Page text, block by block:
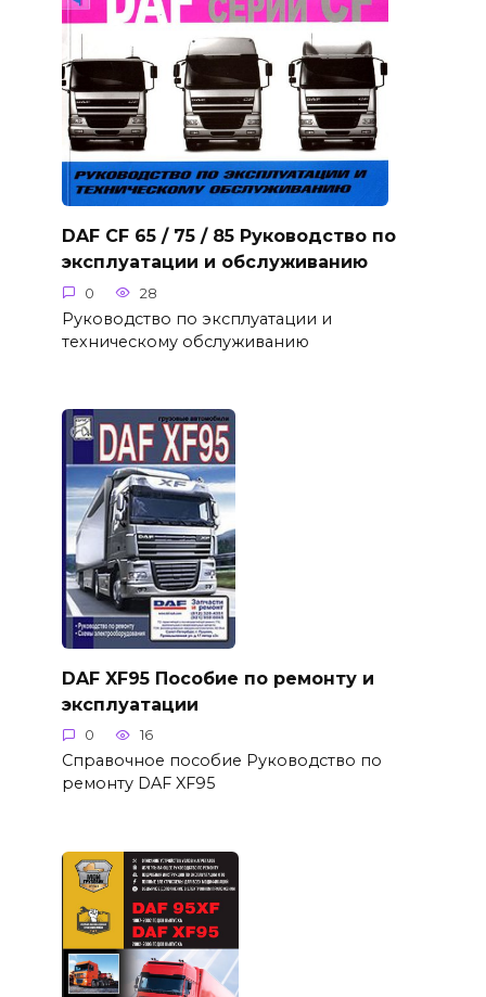
DAF CF 65 / 75 / 85 Руководство по
эксплуатации и обслуживанию
0 28
Руководство по эксплуатации и
техническому обслуживанию
DAF XF95 Пособие по ремонту и
эксплуатации
0 16
Справочное пособие Руководство по
ремонту DAF XF95